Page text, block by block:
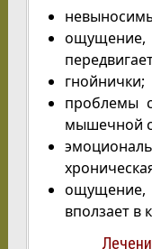
гнойнички;
проблемы
мышечной
вползает в